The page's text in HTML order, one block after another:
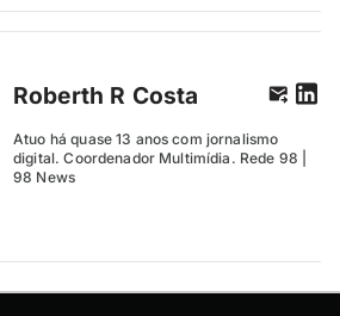
Roberth R Costa
Atuo há quase 13 anos com jornalismo
digital. Coordenador Multimídia. Rede 98 |
98 News